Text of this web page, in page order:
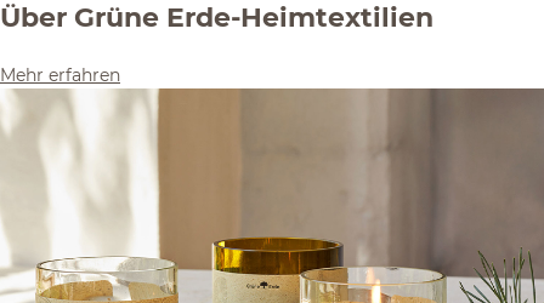
Über Grüne Erde-Heimtextilien
Mehr erfahren